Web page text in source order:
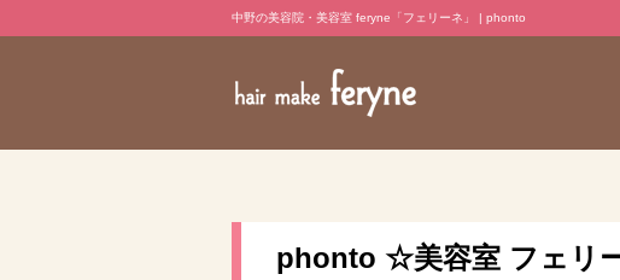
中野の美容院・美容室 feryne「フェリーネ」 | phonto
phonto ☆美容室 フェリ